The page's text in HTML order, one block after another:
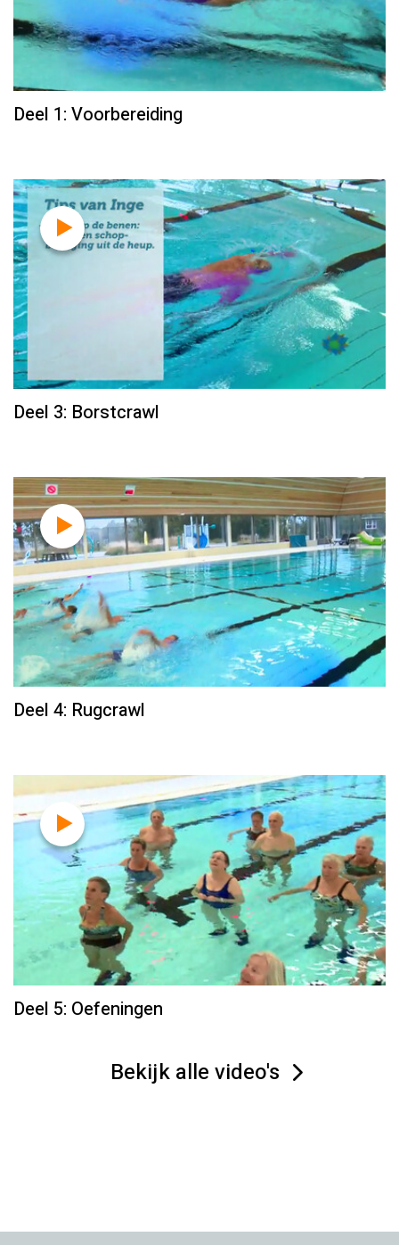
Deel 1: Voorbereiding
Deel 3: Borstcrawl
Deel 4: Rugcrawl
Deel 5: Oefeningen
Bekijk alle video's